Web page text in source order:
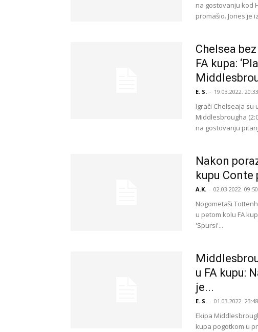
na gostovanju kod
promašio. Jones je
Chelsea
FA kupa:
E. S. - 19.03.2022. 20:33
Igrači Chelseaja su
Middlesbrougha
na gostovanju
Nakon
kupu
A.K. - 02.03.2022. 09:50
Nogometaši
u petom kolu FA
'Spursi'...
u FA kupu:
je...
E. S. - 01.03.2022. 23:48
Ekipa
kupa pogotkom u